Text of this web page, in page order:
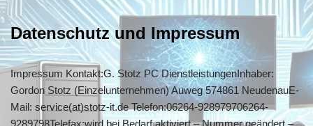
Datenschutz und Impressum
Impressum Kontakt:G. Stotz PC DienstleistungenInhaber:
Gordon Stotz (Einzelunternehmen) Auweg 574861 NeudenauE-
Mail: service(at)stotz-it.de Telefon:06264-928979706264-
9289798Telefax:wird bei Bedarf aktiviert – Nummer geändert –